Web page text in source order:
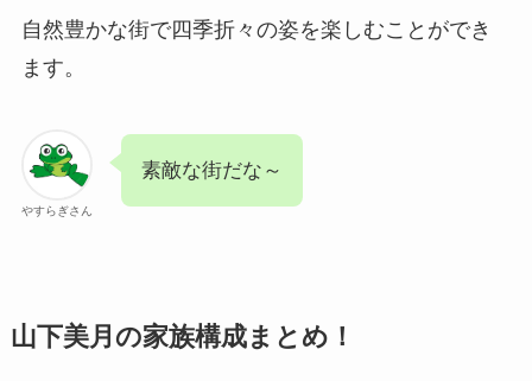
自然豊かな街で四季折々の姿を楽しむことができ
ます。
やすらぎさん
素敵な街だな～
山下美月の家族構成まとめ！